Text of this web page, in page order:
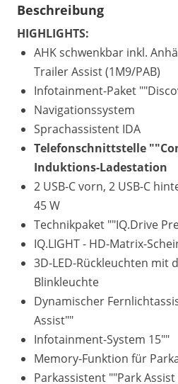
Beschreibung
HIGHLIGHTS:
AHK schwenkbar inkl.
Trailer Assist (1M9/PAB)
Infotainment-Paket
Navigationssystem
Sprachassistent IDA
Telefonschnittstelle
Induktions-Ladestation
2 USB-C vorn, 2 USB-C
45 W
Technikpaket ""IQ.Drive
IQ.LIGHT - HD-Matrix-
3D-LED-Rückleuchten mit
Blinkleuchte
Dynamischer
Assist""
Infotainment-System 15""
Memory-Funktion für
Parkassistent ""Park